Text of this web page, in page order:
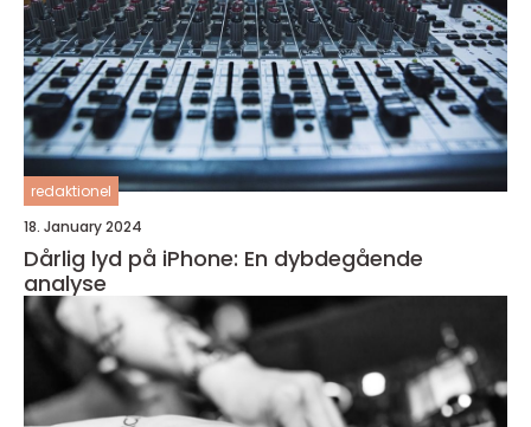
redaktionel
18. January 2024
Dårlig lyd på iPhone: En dybdegående
analyse